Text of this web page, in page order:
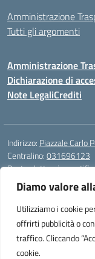
Diamo valore
Utilizziamo i cookie
offrirti pubblicità o
traffico. Cliccando
cookie.
Amministrazione
Tutti gli argomenti
Amministrazione
Dichiarazione di
Note LegaliCrediti
Indirizzo: Piazzale Carlo
Centralino:031696123
Posta elettronica
Codice fiscale:
Codice meccanografico:
Codice unico di